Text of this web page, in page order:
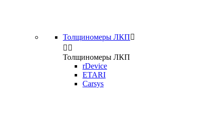
Толщиномеры ЛКП
 
Толщиномеры ЛКП
rDevice
ETARI
Carsys